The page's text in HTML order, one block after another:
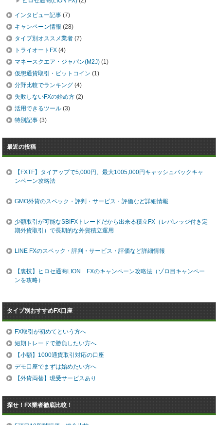
インタビュー記事 (7)
キャンペーン情報 (28)
タイプ別オススメ業者 (7)
トライオートFX (4)
マネースクエア・ジャパン(M2J) (1)
仮想通貨取引・ビットコイン (1)
分野比較でランキング (4)
失敗しないFXの始め方 (2)
活用できるツール (3)
特別記事 (3)
最近の投稿
【FXTF】タイアップで5,000円、最大1005,000円キャッシュバックキャ
ンペーン攻略法
GMO外貨のスペック・評判・サービス・評価など詳細情報
少額取引が可能なSBIFXトレードだから出来る積立FX（レバレッジ付き定
期外貨取引）で長期的な外貨積立運用
LINE FXのスペック・評判・サービス・評価など詳細情報
【裏技】ヒロセ通商LION FXのキャンペーン攻略法（ゾロ目キャンペー
ンを攻略）
タイプ別おすすめFX口座
FX取引が初めてという方へ
短期トレードで勝負したい方へ
【小額】1000通貨取引対応の口座
デモ口座でまずは始めたい方へ
【外貨両替】現受サービスあり
探せ！FX業者徹底比較！